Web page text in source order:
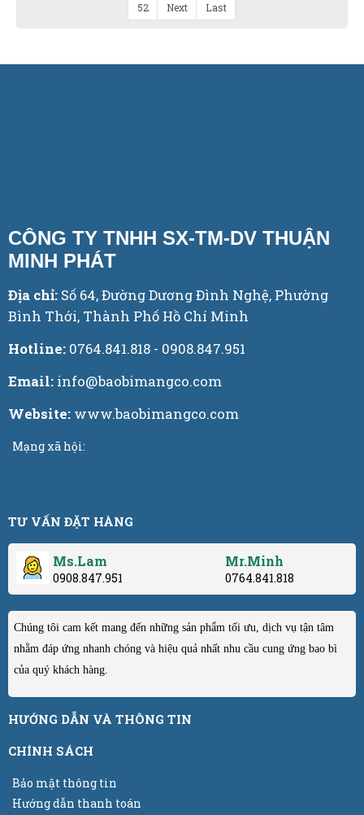
52
Next Last
CÔNG TY TNHH SX-TM-DV THUẬN
MINH PHÁT
Địa chỉ: Số 64, Đường Dương Đình Nghệ, Phường
Bình Thới, Thành Phố Hồ Chí Minh
Hotline: 0764.841.818 - 0908.847.951
Email: info@baobimangco.com
Website: www.baobimangco.com
Mạng xã hội:
TƯ VẤN ĐẶT HÀNG
Ms.Lam
0908.847.951
Mr.Minh
0764.841.818
Chúng tôi cam kết mang đến những sản phẩm tối ưu, dịch vụ tận tâm
nhằm đáp ứng nhanh chóng và hiệu quả nhất nhu cầu cung ứng bao bì
của quý khách hàng.
HƯỚNG DẪN VÀ THÔNG TIN
CHÍNH SÁCH
Bảo mật thông tin
Hướng dẫn thanh toán